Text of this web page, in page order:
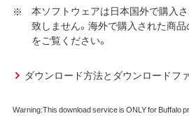
本ソフトウェアは日本国外で購入
致しません。海外で購入された商
をご覧ください。
ダウンロード方法とダウンロードフ
Warning:This download service is ONLY for Buffalo